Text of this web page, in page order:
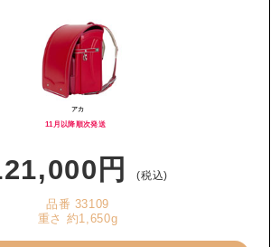
アカ
11月以降順次発送
円 (税込)
品番 33109
重さ 約1,650g